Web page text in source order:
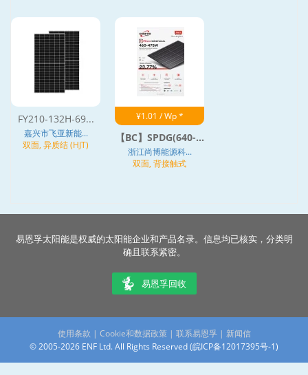
FY210-132H-69...
嘉兴市飞亚新能...
双面, 异质结 (HJT)
¥1.01 / Wp *
【BC】SPDG(640-...
浙江尚博能源科...
双面, 背接触式
易恩孚太阳能是权威的太阳能企业和产品名录。信息均已核实，分类明
确且联系紧密。
易恩孚回收
使用条款 | Cookie和数据政策| 联系易恩孚 | 新闻信
© 2005-2026 ENF Ltd. All Rights Reserved (皖ICP备12017395号-1)